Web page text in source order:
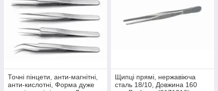
Точні пінцети, анти-магнітні,
анти-кислотні, Форма дуже
Щипці прямі, нержавіюча
сталь 18/10, Довжина 160